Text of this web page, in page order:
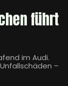
führt
im Audi.
–